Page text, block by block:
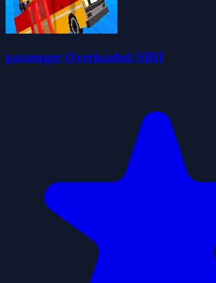
passenger Overloaded-SBH